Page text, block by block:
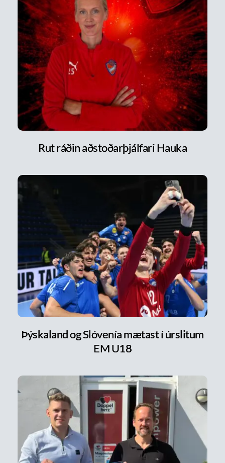
Rut ráðin aðstoðarþjálfari Hauka
Þýskaland og Slóvenía mætast í úrslitum
EM U18